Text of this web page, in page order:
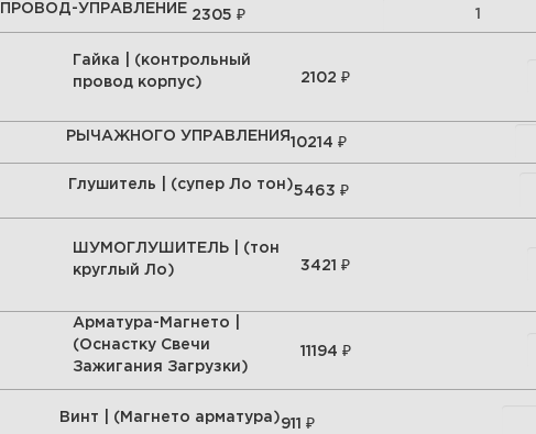
ПРОВОД-УПРАВЛЕНИЕ 2305 ₽
Гайка | (контрольный
провод корпус)
2102 ₽
РЫЧАЖНОГО УПРАВЛЕНИЯ10214 ₽
Глушитель | (супер Ло тон)5463 ₽
ШУМОГЛУШИТЕЛЬ | (тон
круглый Ло)
3421 ₽
Арматура-Магнето |
(Оснастку Свечи
Зажигания Загрузки)
11194 ₽
Винт | (Магнето арматура)911 ₽